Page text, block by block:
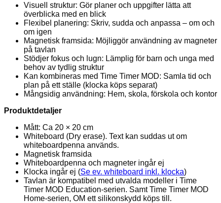
Visuell struktur: Gör planer och uppgifter lätta att
överblicka med en blick
Flexibel planering: Skriv, sudda och anpassa – om och
om igen
Magnetisk framsida: Möjliggör användning av magneter
på tavlan
Stödjer fokus och lugn: Lämplig för barn och unga med
behov av tydlig struktur
Kan kombineras med Time Timer MOD: Samla tid och
plan på ett ställe (klocka köps separat)
Mångsidig användning: Hem, skola, förskola och kontor
Produktdetaljer
Mått: Ca 20 × 20 cm
Whiteboard (Dry erase). Text kan suddas ut om
whiteboardpenna används.
Magnetisk framsida
Whiteboardpenna och magneter ingår ej
Klocka ingår ej (Se ev. whiteboard inkl. klocka)
Tavlan är kompatibel med utvalda modeller i Time
Timer MOD Education-serien. Samt Time Timer MOD
Home-serien, OM ett silikonskydd köps till.